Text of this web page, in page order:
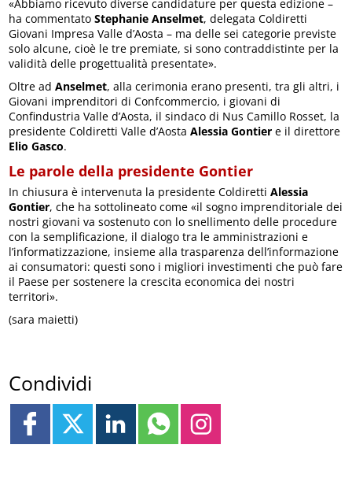
«Abbiamo ricevuto diverse candidature per questa edizione –
ha commentatoStephanie Anselmet, delegata Coldiretti
Giovani Impresa Valle d’Aosta – ma delle sei categorie previste
solo alcune, cioè le tre premiate, si sono contraddistinte per la
validità delle progettualità presentate».
Oltre adAnselmet, alla cerimonia erano presenti, tra gli altri, i
Giovani imprenditori di Confcommercio, i giovani di
Confindustria Valle d’Aosta, il sindaco di Nus Camillo Rosset, la
presidente Coldiretti Valle d’Aosta Alessia Gontier e il direttore
Elio Gasco.
Le parole della presidente Gontier
In chiusura è intervenuta la presidente Coldiretti Alessia
Gontier, che ha sottolineato come «il sogno imprenditoriale dei
nostri giovani va sostenuto con lo snellimento delle procedure
con la semplificazione, il dialogo tra le amministrazioni e
l’informatizzazione, insieme alla trasparenza dell’informazione
ai consumatori: questi sono i migliori investimenti che può fare
il Paese per sostenere la crescita economica dei nostri
territori».
(sara maietti)
Condividi